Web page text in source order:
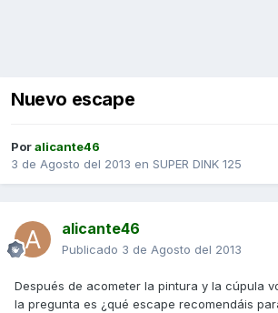
Nuevo escape
Poralicante46
3 de Agosto del 2013 en SUPER DINK 125
alicante46
Publicado 3 de Agosto del 2013
Después de acometer la pintura y la cúpula
la pregunta es ¿qué escape recomendáis